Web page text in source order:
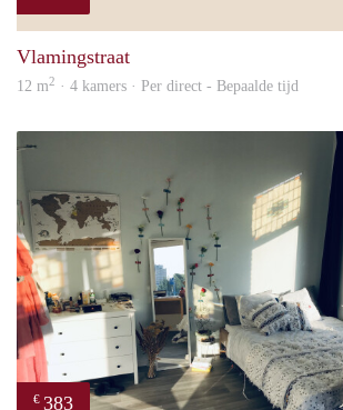
Vlamingstraat
12 m2 · 4 kamers · Per direct - Bepaalde tijd
€ 383